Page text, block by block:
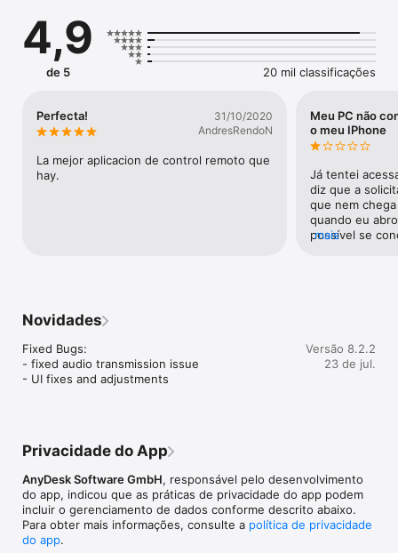
estuda remotamente, o software de desktop remoto da
AnyDesk tem uma solução para você, permitindo a conexão a
dispositivos remotos de forma segura e contínua.
1. Instale e inicie o AnyDesk em ambos os dispositivos.
2. Insira o ID AnyDesk exibida no dispositivo remoto.
3. Confirme a solicitação de acesso no dispositivo remoto.
4. Pronto. Você já pode controlar o dispositivo remotamente.
4,9
de 5 20 mil classificações
Perfecta!
31/10/2020
AndresRendoN
La mejor aplicacion de control remoto que
hay.
Meu PC não
o meu IPhone
Já tentei
diz que a
que nem
quando eu
possível se
mais
Novidades
Fixed Bugs:
- fixed audio transmission issue
- UI fixes and adjustments
Versão 8.2.2
23 de jul.
Privacidade do App
AnyDesk Software GmbH, responsável pelo desenvolvimento
do app, indicou que as práticas de privacidade do app podem
incluir o gerenciamento de dados conforme descrito abaixo.
Para obter mais informações, consulte a política de privacidade
do app.